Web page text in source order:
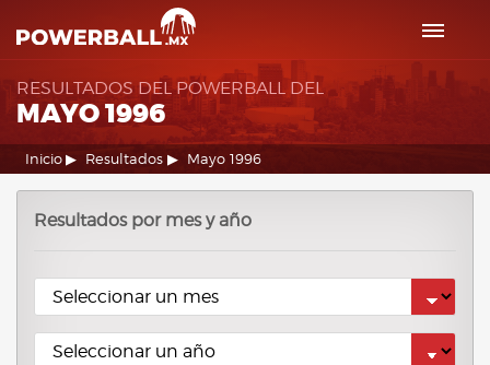
RESULTADOS DEL POWERBALL DEL
MAYO 1996
Inicio Resultados Mayo 1996
Resultados por mes y año